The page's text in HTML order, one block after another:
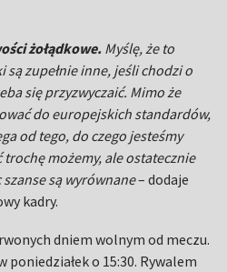
żołądkowe. Myślę, że to
zupełnie inne, jeśli chodzi o
się przyzwyczaić. Mimo że
do europejskich standardów,
od tego, do czego jesteśmy
możemy, ale ostatecznie
szanse są wyrównane– dodaje
kadry.
dniem wolnym od meczu.
o 15:30. Rywalem